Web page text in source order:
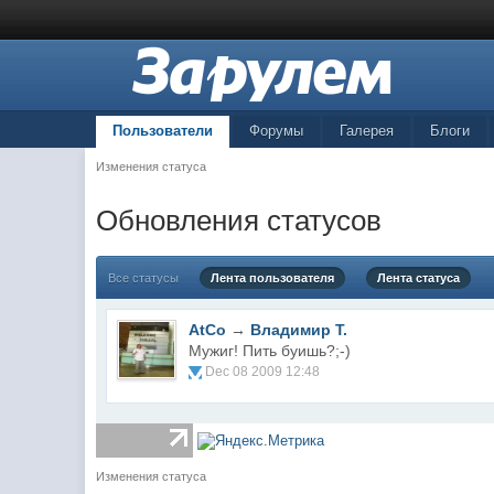
Пользователи Форумы Галерея Блоги
Изменения статуса
Обновления статусов
Все статусы Лента пользователя Лента статуса
AtCo → Владимир Т.
Мужиг! Пить буишь?;-)
Dec 08 2009 12:48
Изменения статуса